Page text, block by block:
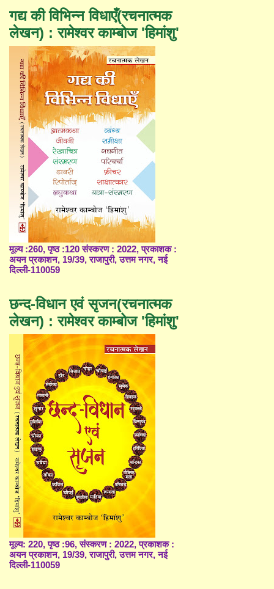
गद्य की विभिन्न विधाएँ(रचनात्मक
लेखन) : रामेश्वर काम्बोज 'हिमांशु'
मूल्य :260, पृष्ठ :120 संस्करण : 2022, प्रकाशक :
अयन प्रकाशन, 19/39, राजापुरी, उत्तम नगर, नई
दिल्ली-110059
छन्द-विधान एवं सृजन(रचनात्मक
लेखन) : रामेश्वर काम्बोज 'हिमांशु'
मूल्य: 220, पृष्ठ :96, संस्करण : 2022, प्रकाशक :
अयन प्रकाशन, 19/39, राजापुरी, उत्तम नगर, नई
दिल्ली-110059